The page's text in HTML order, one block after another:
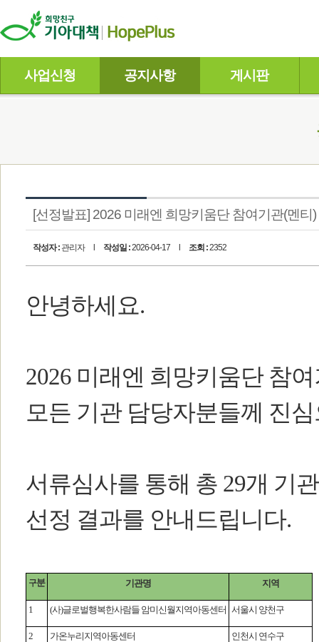
사업신청 공지사항 게시판
[선정발표] 2026 미래엔 희망키움단 참여기관(멘티
작성자 : 관리자 작성일 :2026-04-17 조회 :2352
안녕하세요.
2026 미래엔 희망키움단 참
모든 기관 담당자분들께 진
서류심사를 통해 총 29개 기
선정 결과를 안내드립니다.
구분 기관명 지역
1 (사)글로벌행복한사람들 암미신월지역아동센터 서울시 양천구
2 가온누리지역아동센터 인천시 연수구